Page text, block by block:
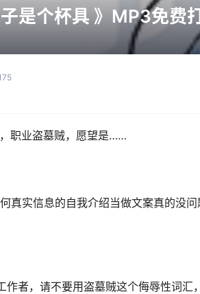
是个杯具 》MP3免费
职业盗墓贼，愿望是……
真实信息的自我介绍当做文案真的没
者，请不要用盗墓贼这个侮辱性词